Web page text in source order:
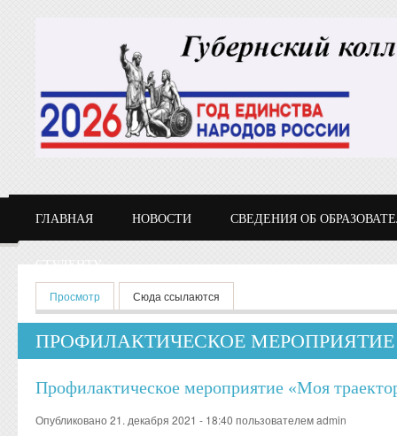
ГЛАВНАЯ НОВОСТИ СВЕДЕНИЯ ОБ
СТУДЕНТУ
Главные вкладки
Просмотр (активная вкладка)
Сюда ссылаются
ПРОФИЛАКТИЧЕСКОЕ МЕРОПРИЯТИЕ
Профилактическое мероприятие «Моя
Опубликовано 21. декабря 2021 - 18:40 пользователемadmin